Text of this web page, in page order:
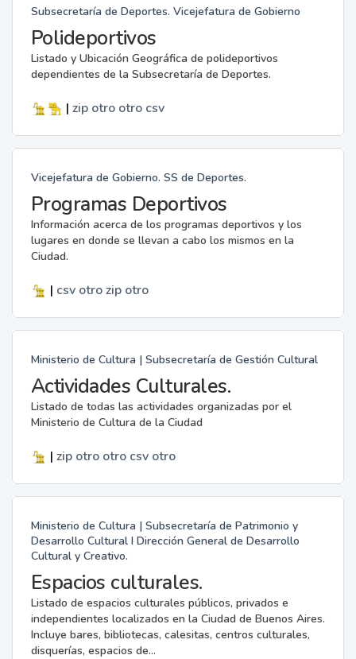
Subsecretaría de Deportes. Vicejefatura de Gobierno
Polideportivos
Listado y Ubicación Geográfica de polideportivos
dependientes de la Subsecretaría de Deportes.
| zip otro otro csv
Vicejefatura de Gobierno. SS de Deportes.
Programas Deportivos
Información acerca de los programas deportivos y los
lugares en donde se llevan a cabo los mismos en la
Ciudad.
| csv otro zip otro
Ministerio de Cultura | Subsecretaría de Gestión Cultural
Actividades Culturales.
Listado de todas las actividades organizadas por el
Ministerio de Cultura de la Ciudad
| zip otro otro csv otro
Ministerio de Cultura | Subsecretaría de Patrimonio y
Desarrollo Cultural I Dirección General de Desarrollo
Cultural y Creativo.
Espacios culturales.
Listado de espacios culturales públicos, privados e
independientes localizados en la Ciudad de Buenos Aires.
Incluye bares, bibliotecas, calesitas, centros culturales,
disquerías, espacios de...